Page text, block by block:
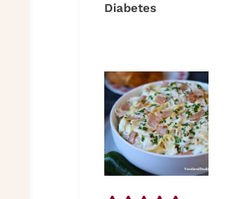
Diabetes